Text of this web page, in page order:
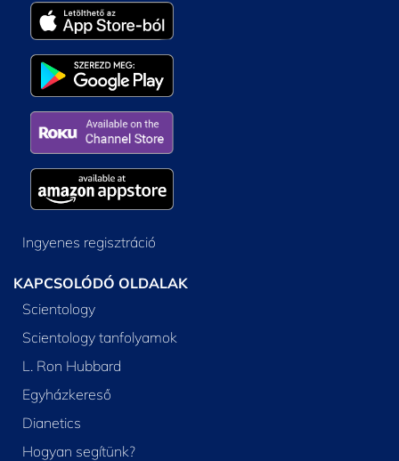
Ingyenes regisztráció
KAPCSOLÓDÓ OLDALAK
Scientology
Scientology tanfolyamok
L. Ron Hubbard
Egyházkereső
Dianetics
Hogyan segítünk?